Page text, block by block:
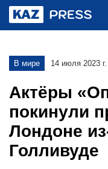
В мире 14 июля 2023
Актёры
покинули
Лондоне
Голливуде